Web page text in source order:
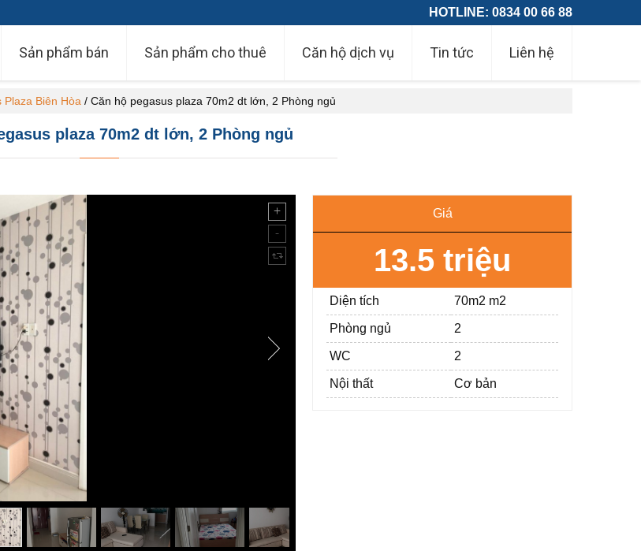
HOTLINE: 0834 00 66 88
Sản phẩm bán Sản phẩm cho thuê Căn hộ dịch vụ Tin tức Liên hệ
Biên Hòa / Căn hộ pegasus plaza 70m2 dt lớn, 2 Phòng ngủ
plaza 70m2 dt lớn, 2 Phòng ngủ
Giá
13.5 triệu
Diện tích 70m2 m2
Phòng ngủ 2
WC 2
Nội thất Cơ bản